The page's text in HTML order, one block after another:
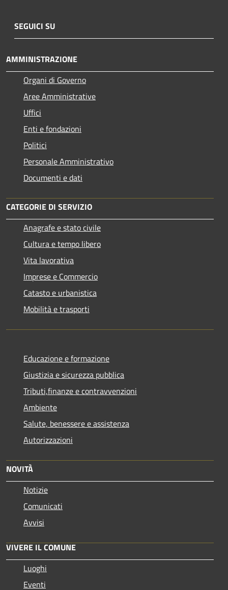
SEGUICI SU
AMMINISTRAZIONE
Organi di Governo
Aree Amministrative
Uffici
Enti e fondazioni
Politici
Personale Amministrativo
Documenti e dati
CATEGORIE DI SERVIZIO
Anagrafe e stato civile
Cultura e tempo libero
Vita lavorativa
Imprese e Commercio
Catasto e urbanistica
Mobilità e trasporti
Educazione e formazione
Giustizia e sicurezza pubblica
Tributi,finanze e contravvenzioni
Ambiente
Salute, benessere e assistenza
Autorizzazioni
NOVITÀ
Notizie
Comunicati
Avvisi
VIVERE IL COMUNE
Luoghi
Eventi